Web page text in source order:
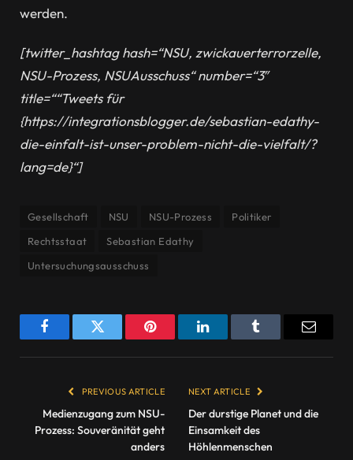
werden.
[twitter_hashtag hash=“NSU, zwickauerterrorzelle,
NSU-Prozess, NSUAusschuss“ number=“3″
title=““Tweets für
{https://integrationsblogger.de/sebastian-edathy-
die-einfalt-ist-unser-problem-nicht-die-vielfalt/?
lang=de}“]
Gesellschaft NSU NSU-Prozess
Politiker
Rechtsstaat
Sebastian Edathy
Untersuchungsausschuss
FacebookTwitter Pinterest LinkedInTumblr Email
PREVIOUS ARTICLE
Medienzugang zum NSU-
Prozess: Souveränität geht
anders
NEXT ARTICLE
Der durstige Planet und die
Einsamkeit des
Höhlenmenschen